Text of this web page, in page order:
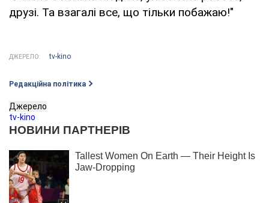
друзі. Та взагалі все, що тільки побажаю!"
ДЖЕРЕЛО: tv-kino
Редакційна політика
Джерело
tv-kino